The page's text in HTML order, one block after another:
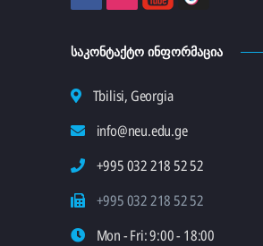
ᲡᲐᲙᲝᲜᲢᲐᲥᲢᲝ ᲘᲜᲤᲝᲠᲛᲐᲪᲘᲐ
Tbilisi, Georgia
info@neu.edu.ge
+995 032 218 52 52
+995 032 218 52 52
Mon - Fri: 9:00 - 18:00